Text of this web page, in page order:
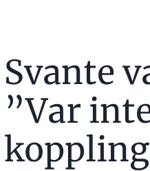
Svante
”Var